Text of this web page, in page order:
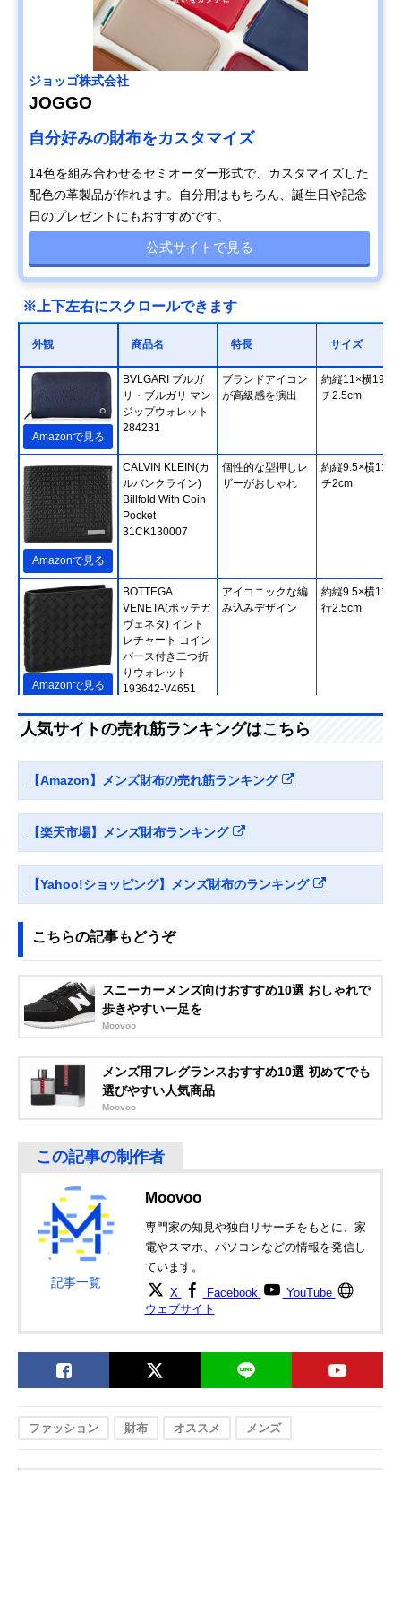
ジョッゴ株式会社
JOGGO
自分好みの財布をカスタマイズ
14色を組み合わせるセミオーダー形式で、カスタマイズした
配色の革製品が作れます。自分用はもちろん、誕生日や記念
日のプレゼントにもおすすめです。
公式サイトで見る
※上下左右にスクロールできます
外観 商品名 特長 サイズ
Amazonで見る
BVLGARI ブルガ
リ・ブルガリ マン
ジップウォレット
284231
ブランドアイコン
が高級感を演出
約縦11×横19×マ
チ2.5cm
Amazonで見る
CALVIN KLEIN(カ
ルバンクライン)
Billfold With Coin
Pocket
31CK130007
個性的な型押しレ
ザーがおしゃれ
約縦9.5×横11×
チ2cm
Amazonで見る
BOTTEGA
VENETA(ボッテガ
ヴェネタ) イント
レチャート コイン
パース付き二つ折
りウォレット
193642-V4651
アイコニックな編
み込みデザイン
約縦9.5×横11×
行2.5cm
LOUIS
VUITTON(ルイヴ
ー・オーガナイザ
ー NM N60111
シックな色合いの
ダミエ柄。旅行・
縦12×横21×マチ
COACH(コーチ)
ャー キャンバス
58112
ブランドイニシャ
Amazonで見る
Paul Smith(ポール
スミス) ブライト
Amazonで見る
Dunhill(ダンヒル)
PLAIN 10CC
Amazonで見る
ポーター
PORTER SHEEN
LONG WALLET
シンプルなデザイ
縦9.5×横19×マ
Amazonで見る
GUCCI(グッチ) イ
ト 610467
CAO2N
Amazonで見る
ポーター
PORTER
WALLET 052-
02211
幅広いシーンに合
縦9×横11×マチ
人気サイトの売れ筋ランキングはこちら
【Amazon】メンズ財布の売れ筋ランキング
【楽天市場】メンズ財布ランキング
【Yahoo!ショッピング】メンズ財布のランキング
こちらの記事もどうぞ
スニーカーメンズ向けおすすめ10選 おしゃれで
歩きやすい一足を
Moovoo
メンズ用フレグランスおすすめ10選 初めてでも
選びやすい人気商品
Moovoo
記事一覧
Moovoo
専門家の知見や独自リサーチをもとに、家
電やスマホ、パソコンなどの情報を発信し
ています。
X Facebook
YouTube
ウェブサイト
ファッション 財布 オススメ メンズ